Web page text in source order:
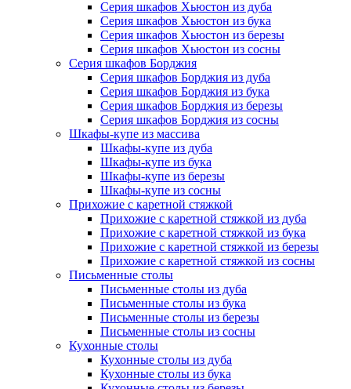
Серия шкафов Хьюстон из дуба
Серия шкафов Хьюстон из бука
Серия шкафов Хьюстон из березы
Серия шкафов Хьюстон из сосны
Серия шкафов Борджия
Серия шкафов Борджия из дуба
Серия шкафов Борджия из бука
Серия шкафов Борджия из березы
Серия шкафов Борджия из сосны
Шкафы-купе из массива
Шкафы-купе из дуба
Шкафы-купе из бука
Шкафы-купе из березы
Шкафы-купе из сосны
Прихожие с каретной стяжкой
Прихожие с каретной стяжкой из дуба
Прихожие с каретной стяжкой из бука
Прихожие с каретной стяжкой из березы
Прихожие с каретной стяжкой из сосны
Письменные столы
Письменные столы из дуба
Письменные столы из бука
Письменные столы из березы
Письменные столы из сосны
Кухонные столы
Кухонные столы из дуба
Кухонные столы из бука